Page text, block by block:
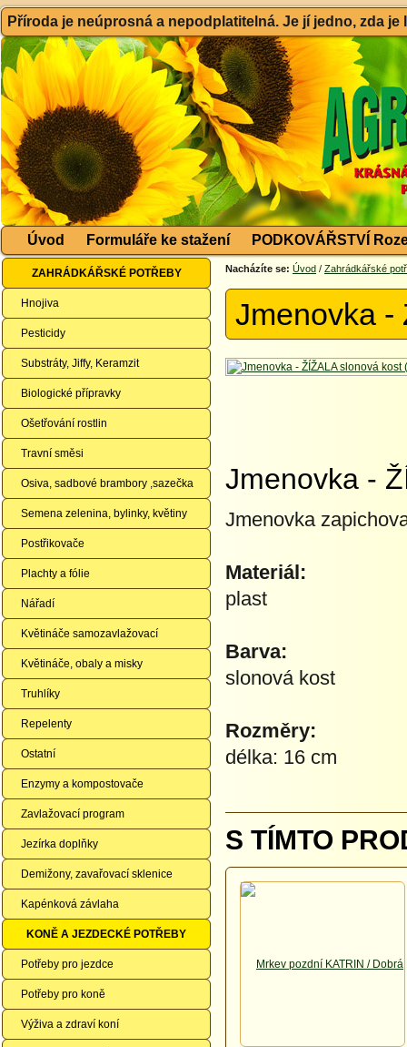
Příroda je neúprosná a nepodplatitelná. Je jí jedno, zda
Úvod Formuláře ke stažení PODKOVÁŘSTVÍ
ZAHRÁDKÁŘSKÉ POTŘEBY
Hnojiva
Pesticidy
Substráty, Jiffy, Keramzit
Biologické přípravky
Ošetřování rostlin
Travní směsi
Osiva, sadbové brambory ,sazečka
Semena zelenina, bylinky, květiny
Postřikovače
Plachty a fólie
Nářadí
Květináče samozavlažovací
Květináče, obaly a misky
Truhlíky
Repelenty
Ostatní
Enzymy a kompostovače
Zavlažovací program
Jezírka doplňky
Demižony, zavařovací sklenice
Kapénková závlaha
KONĚ A JEZDECKÉ POTŘEBY
Potřeby pro jezdce
Potřeby pro koně
Výživa a zdraví koní
Nacházíte se: Úvod / Zahrádkářské
Jmenovka -
Jmenovka -
Jmenovka
Materiál:
plast
Barva:
slonová kost
Rozměry:
délka: 16 cm
S TÍMTO